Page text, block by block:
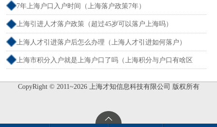
7年上海户口入户时间（上海落户政策7年）
上海引进人才落户政策（超过45岁可以落户上海吗）
上海人才引进落户后怎么办理（上海人才引进如何落户）
上海市积分入户就是上海户口了吗（上海积分与户口有啥区
CopyRight © 2011~2026 上海才知信息科技有限公司 版权所有